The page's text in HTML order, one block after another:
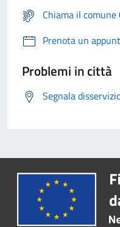
Chiama il
Prenota un
Problemi in città
Segnala